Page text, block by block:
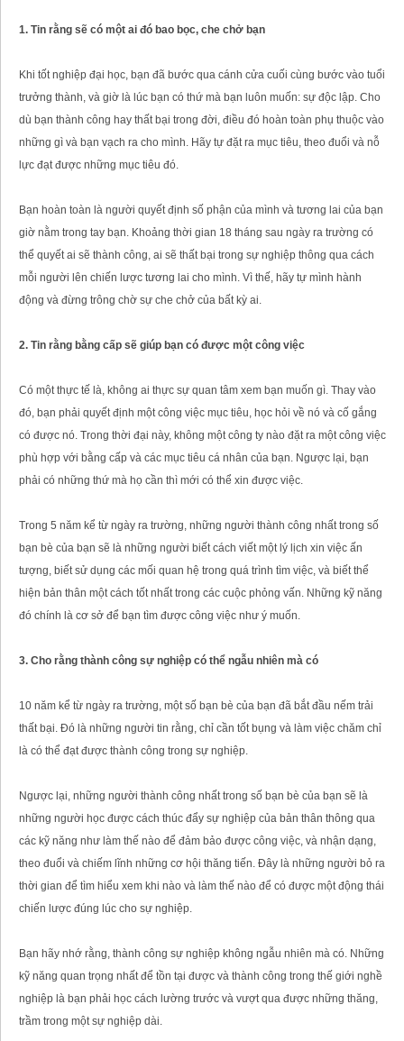
1. Tin rằng sẽ có một ai đó bao bọc, che chở bạn
Khi tốt nghiệp đại học, bạn đã bước qua cánh cửa cuối cùng bước vào tuổi
trưởng thành, và giờ là lúc bạn có thứ mà bạn luôn muốn: sự độc lập. Cho
dù bạn thành công hay thất bại trong đời, điều đó hoàn toàn phụ thuộc vào
những gì và bạn vạch ra cho mình. Hãy tự đặt ra mục tiêu, theo đuổi và nỗ
lực đạt được những mục tiêu đó.
Bạn hoàn toàn là người quyết định số phận của mình và tương lai của bạn
giờ nằm trong tay bạn. Khoảng thời gian 18 tháng sau ngày ra trường có
thể quyết ai sẽ thành công, ai sẽ thất bại trong sự nghiệp thông qua cách
mỗi người lên chiến lược tương lai cho mình. Vì thế, hãy tự mình hành
động và đừng trông chờ sự che chở của bất kỳ ai.
2. Tin rằng bằng cấp sẽ giúp bạn có được một công việc
Có một thực tế là, không ai thực sự quan tâm xem bạn muốn gì. Thay vào
đó, bạn phải quyết định một công việc mục tiêu, học hỏi về nó và cố gắng
có được nó. Trong thời đại này, không một công ty nào đặt ra một công việc
phù hợp với bằng cấp và các mục tiêu cá nhân của bạn. Ngược lại, bạn
phải có những thứ mà họ cần thì mới có thể xin được việc.
Trong 5 năm kể từ ngày ra trường, những người thành công nhất trong số
bạn bè của bạn sẽ là những người biết cách viết một lý lịch xin việc ấn
tượng, biết sử dụng các mối quan hệ trong quá trình tìm việc, và biết thể
hiện bản thân một cách tốt nhất trong các cuộc phỏng vấn. Những kỹ năng
đó chính là cơ sở để bạn tìm được công việc như ý muốn.
3. Cho rằng thành công sự nghiệp có thể ngẫu nhiên mà có
10 năm kể từ ngày ra trường, một số bạn bè của bạn đã bắt đầu nếm trải
thất bại. Đó là những người tin rằng, chỉ cần tốt bụng và làm việc chăm chỉ
là có thể đạt được thành công trong sự nghiệp.
Ngược lại, những người thành công nhất trong số bạn bè của bạn sẽ là
những người học được cách thúc đẩy sự nghiệp của bản thân thông qua
các kỹ năng như làm thế nào để đảm bảo được công việc, và nhận dạng,
theo đuổi và chiếm lĩnh những cơ hội thăng tiến. Đây là những người bỏ ra
thời gian để tìm hiểu xem khi nào và làm thế nào để có được một động thái
chiến lược đúng lúc cho sự nghiệp.
Bạn hãy nhớ rằng, thành công sự nghiệp không ngẫu nhiên mà có. Những
kỹ năng quan trọng nhất để tồn tại được và thành công trong thế giới nghề
nghiệp là bạn phải học cách lường trước và vượt qua được những thăng,
trầm trong một sự nghiệp dài.